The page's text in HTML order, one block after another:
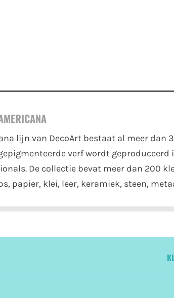
lijn van DecoArt bestaat al meer
verf wordt
De collectie bevat meer dan 200
papier, klei, leer, keramiek, steen,